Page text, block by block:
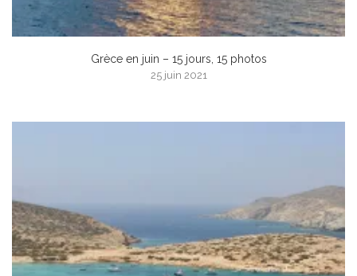
Grèce en juin – 15 jours, 15 photos
25 juin 2021